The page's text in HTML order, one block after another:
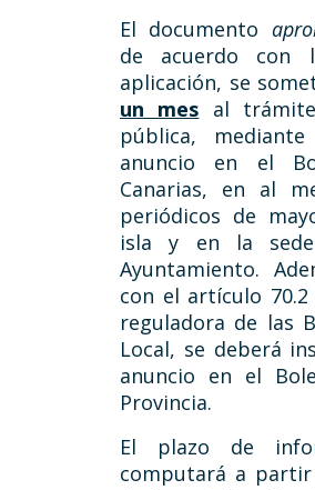
El documento
de acuerdo con
aplicación, se
un mes al
pública,
anuncio en el
Canarias, en al
periódicos de
isla y en la
Ayuntamiento.
con el artículo
reguladora de las
Local, se deberá
anuncio en el
Provincia.
El plazo de
computará a